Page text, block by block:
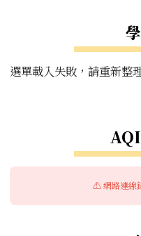
選單載入失敗，請重新整
⚠️ 網路連線